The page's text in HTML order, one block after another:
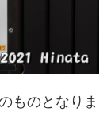
ものとなりま